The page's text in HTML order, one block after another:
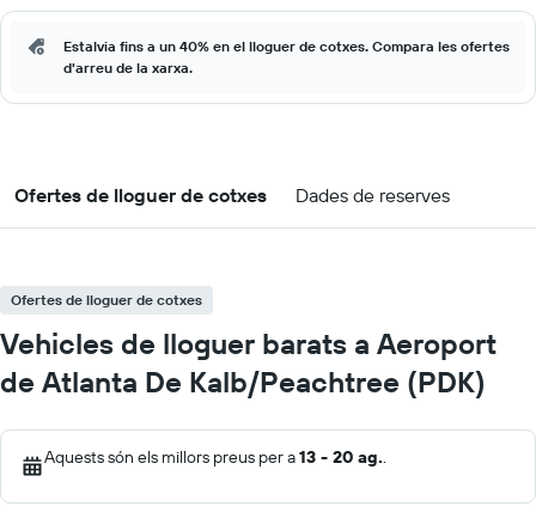
Estalvia fins a un 40% en el lloguer de cotxes. Compara les ofertes
d'arreu de la xarxa.
Ofertes de lloguer de cotxes Dades de reserves
Ofertes de lloguer de cotxes
Vehicles de lloguer barats a Aeroport
de Atlanta De Kalb/Peachtree (PDK)
Aquests són els millors preus per a13 - 20 ag..